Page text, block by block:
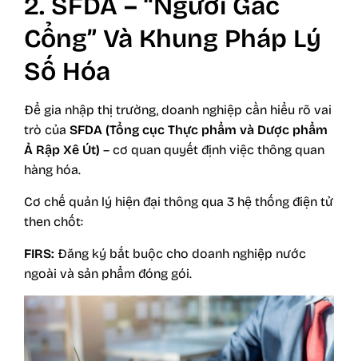
Cổng” Và Khung Pháp Lý
Số Hóa
Để gia nhập thị trường, doanh nghiệp cần hiểu rõ vai
trò của SFDA (Tổng cục Thực phẩm và Dược phẩm
Ả Rập Xê Út) – cơ quan quyết định việc thông quan
hàng hóa.
Cơ chế quản lý hiện đại thông qua 3 hệ thống điện tử
then chốt:
FIRS: Đăng ký bắt buộc cho doanh nghiệp nước
ngoài và sản phẩm đóng gói.